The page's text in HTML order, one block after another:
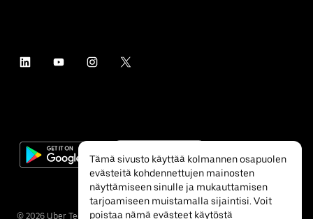
© 2026 Uber Technologies Inc.
Tämä sivusto käyttää kolmannen osapuolen
evästeitä kohdennettujen mainosten
näyttämiseen sinulle ja mukauttamisen
tarjoamiseen muistamalla sijaintisi. Voit
poistaa nämä evästeet käytöstä